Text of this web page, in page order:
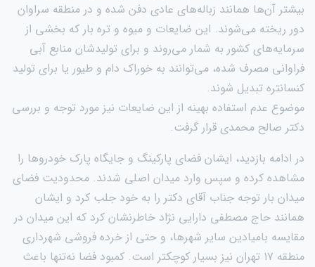
بیشتر آن‌ها همانند زباله‌های عادی دفن شده و در منطقه سراوان
دور ریخته می‌شوند. این ضایعات و میوه و تره بار که بخشی از
سرمایه‌های کشور به شمار می‌روند و برای تولیدشان منابع آبی
فراوانی مصرف شده، می‌توانند به خوراک دام و طیور یا برای تولید
کنسانتره تبدیل شوند.
موضوع عدم استفاده بهینه از این ضایعات نیز مورد توجه و بررسی
دکتر صالح محمدی قرار گرفت.
در ادامه بازدید، ایشان فضای پارکینگ و جایگاه پارک خودروها را
مشاهده کرده و سپس وارد میدان اصلی شدند. محدودیت فضای
میدان بار توجه جناب آقای دکتر را به خود جلب کرد و ایشان
همانند حاج مصطفی دارایی نژاد خاطرنشان کرد که این میدان در
مقایسه بامیادین سایر شهرها، و حتی از خرده فروشی شهرداری
منطقه ۱۷ تهران نیز بسیار کوچکتر است. کمبود فضا نه‌تنها باعث